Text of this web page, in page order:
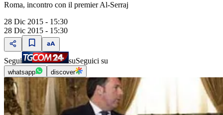
Roma, incontro con il premier Al-Serraj
28 Dic 2015 - 15:30
28 Dic 2015 - 15:30
Segui suSeguici su
whatsapp discover